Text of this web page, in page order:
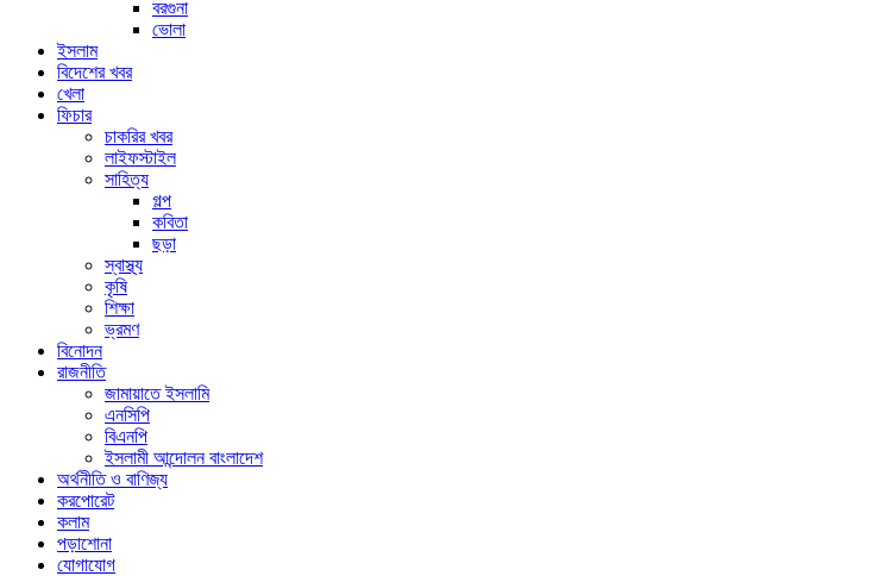
বরগুনা
ভোলা
ইসলাম
বিদেশের খবর
খেলা
ফিচার
চাকরির খবর
লাইফস্টাইল
সাহিত্য
গল্প
কবিতা
ছড়া
স্বাস্থ্য
কৃষি
শিক্ষা
ভ্রমণ
বিনোদন
রাজনীতি
জামায়াতে ইসলামি
এনসিপি
বিএনপি
ইসলামী আন্দোলন বাংলাদেশ
অর্থনীতি ও বাণিজ্য
করপোরেট
কলাম
পড়াশোনা
যোগাযোগ